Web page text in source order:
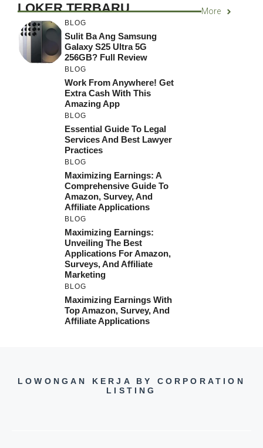
LOKER TERBARU More
BLOG
Sulit Ba Ang Samsung
Galaxy S25 Ultra 5G
256GB? Full Review
BLOG
Work From Anywhere! Get
Extra Cash With This
Amazing App
BLOG
Essential Guide To Legal
Services And Best Lawyer
Practices
BLOG
Maximizing Earnings: A
Comprehensive Guide To
Amazon, Survey, And
Affiliate Applications
BLOG
Maximizing Earnings:
Unveiling The Best
Applications For Amazon,
Surveys, And Affiliate
Marketing
BLOG
Maximizing Earnings With
Top Amazon, Survey, And
Affiliate Applications
LOWONGAN KERJA BY CORPORATION
LISTING